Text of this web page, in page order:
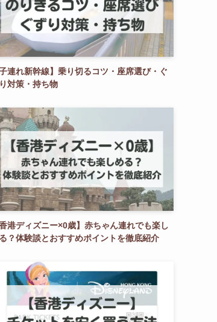
子連れ新幹線】乗り切るコツ・座席選び・ぐ
対策・持ち物
香港ディズニー×0歳】赤ちゃん連れでも楽し
？体験談とおすすめポイントを徹底紹介